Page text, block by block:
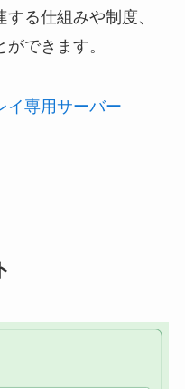
る仕組みや制度、
できます。
イ専用サーバー